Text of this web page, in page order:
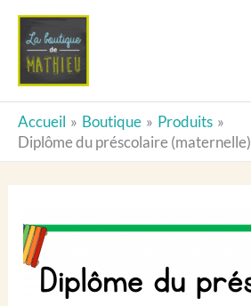
Aller
contenu
Accueil Boutique
Produits
Diplôme du préscolaire (maternelle)
du
préscolaire
(maternelle)